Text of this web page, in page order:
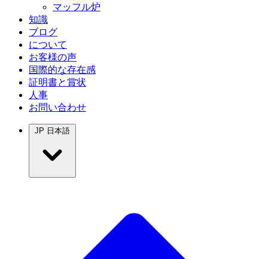
マッフル炉
知識
ブログ
について
お客様の声
国際的な存在感
証明書と賞状
人事
お問い合わせ
JP 日本語